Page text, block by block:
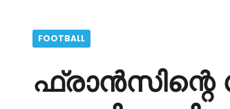
FOOTBALL
ഫ്രാൻസിന്റെ